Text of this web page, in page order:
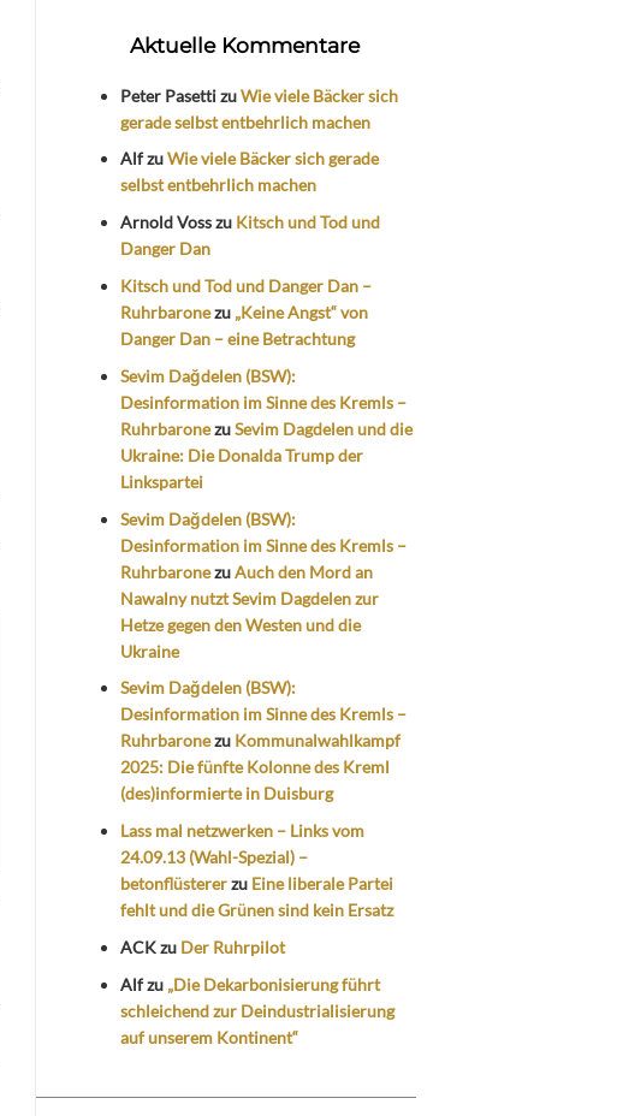
Aktuelle Kommentare
Peter PasettizuWie viele Bäcker sich
gerade selbst entbehrlich machen
AlfzuWie viele Bäcker sich gerade
selbst entbehrlich machen
Arnold Vosszu Kitsch und Tod und
Danger Dan
Kitsch und Tod und Danger Dan –
Ruhrbaronezu „Keine Angst“ von
Danger Dan – eine Betrachtung
Sevim Dağdelen (BSW):
Desinformation im Sinne des Kremls –
RuhrbaronezuSevim Dagdelen und die
Ukraine: Die Donalda Trump der
Linkspartei
Sevim Dağdelen (BSW):
Desinformation im Sinne des Kremls –
RuhrbaronezuAuch den Mord an
Nawalny nutzt Sevim Dagdelen zur
Hetze gegen den Westen und die
Ukraine
Sevim Dağdelen (BSW):
Desinformation im Sinne des Kremls –
Ruhrbaronezu Kommunalwahlkampf
2025: Die fünfte Kolonne des Kreml
(des)informierte in Duisburg
Lass mal netzwerken – Links vom
24.09.13 (Wahl-Spezial) –
betonflüstererzu Eine liberale Partei
fehlt und die Grünen sind kein Ersatz
ACKzu Der Ruhrpilot
Alfzu „Die Dekarbonisierung führt
schleichend zur Deindustrialisierung
auf unserem Kontinent“